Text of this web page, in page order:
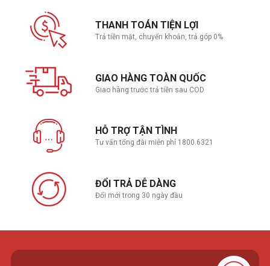
THANH TOÁN TIỆN LỢI
Trả tiền mặt, chuyển khoản, trả góp 0%
GIAO HÀNG TOÀN QUỐC
Giao hàng trước trả tiền sau COD
HỖ TRỢ TẬN TÌNH
Tư vấn tổng đài miễn phí 1800.6321
ĐỔI TRẢ DỄ DÀNG
Đổi mới trong 30 ngày đầu